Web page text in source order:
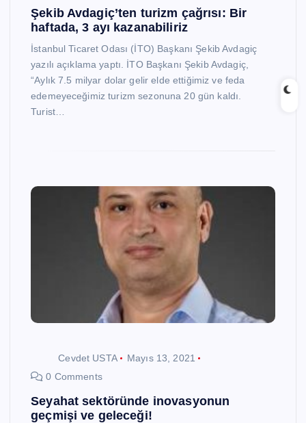
Şekib Avdagiç’ten turizm çağrısı: Bir
haftada, 3 ayı kazanabiliriz
İstanbul Ticaret Odası (İTO) Başkanı Şekib Avdagiç
yazılı açıklama yaptı. İTO Başkanı Şekib Avdagiç,
“Aylık 7.5 milyar dolar gelir elde ettiğimiz ve feda
edemeyeceğimiz turizm sezonuna 20 gün kaldı.
Turist…
Cevdet USTA
Mayıs 13, 2021
0 Comments
Seyahat sektöründe inovasyonun
geçmişi ve geleceği!